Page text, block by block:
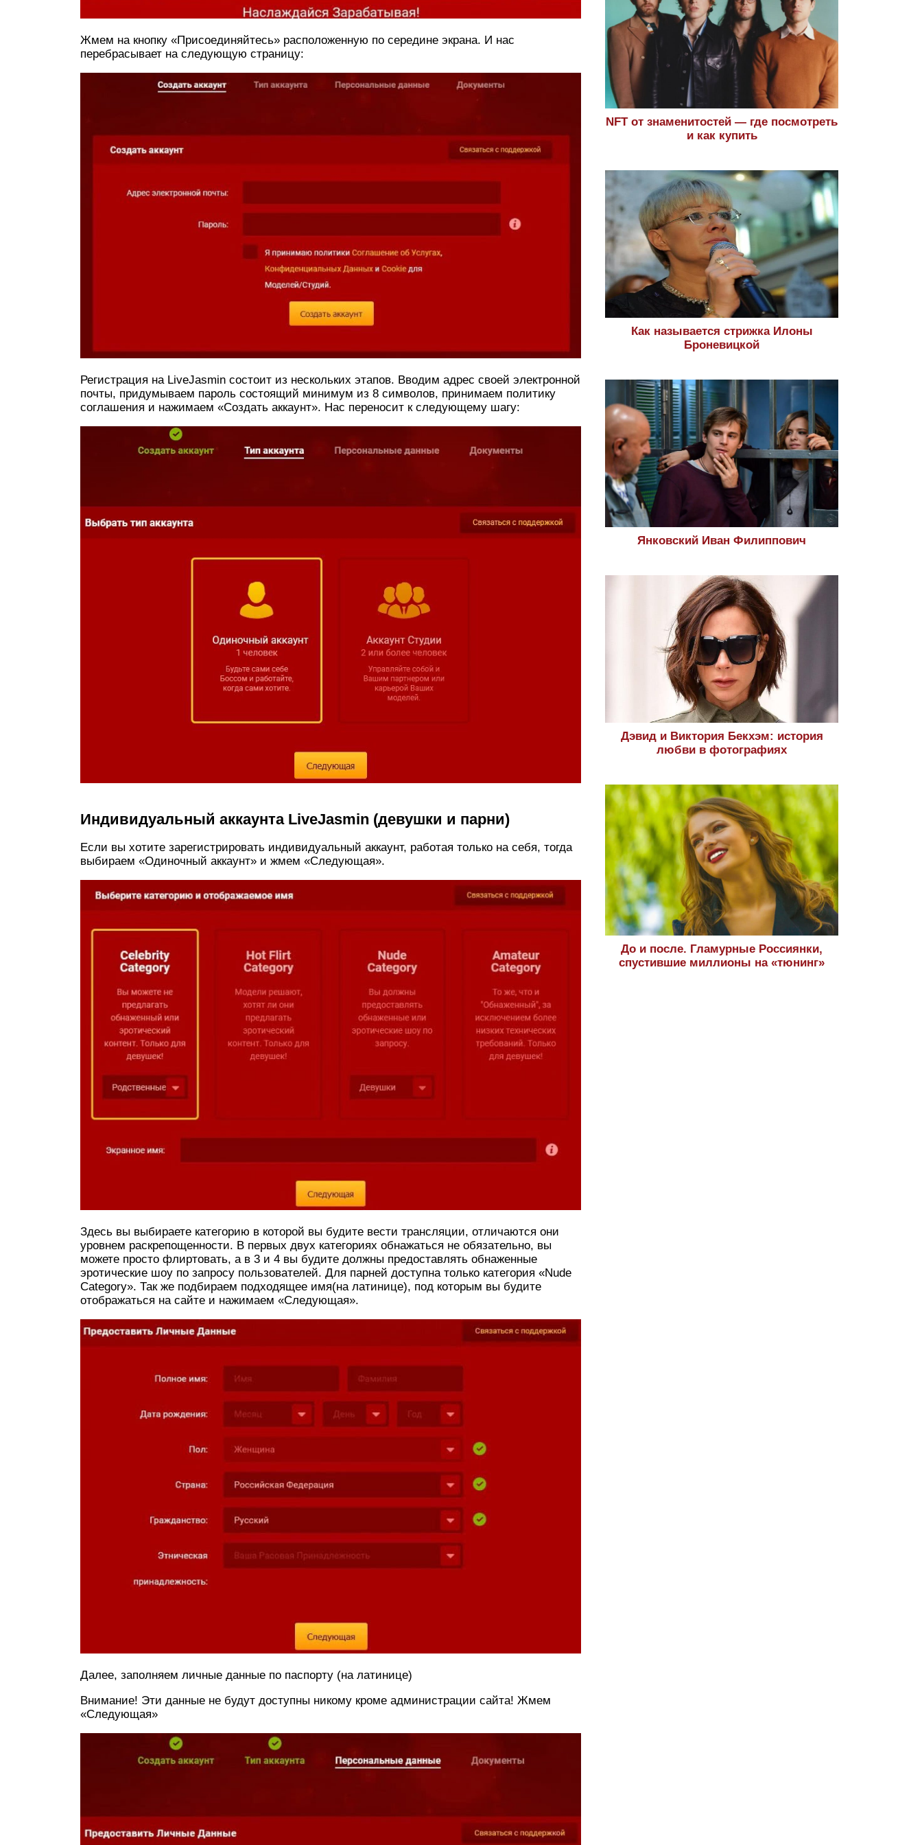
Жмем на кнопку «Присоединяйтесь» расположенную по середине экрана. И нас
перебрасывает на следующую страницу:
Регистрация на LiveJasmin состоит из нескольких этапов. Вводим адрес своей электронной
почты, придумываем пароль состоящий минимум из 8 символов, принимаем политику
соглашения и нажимаем «Создать аккаунт». Нас переносит к следующему шагу:
Индивидуальный аккаунта LiveJasmin (девушки и парни)
Если вы хотите зарегистрировать индивидуальный аккаунт, работая только на себя, тогда
выбираем «Одиночный аккаунт» и жмем «Следующая».
Здесь вы выбираете категорию в которой вы будите вести трансляции, отличаются они
уровнем раскрепощенности. В первых двух категориях обнажаться не обязательно, вы
можете просто флиртовать, а в 3 и 4 вы будите должны предоставлять обнаженные
эротические шоу по запросу пользователей. Для парней доступна только категория «Nude
Category». Так же подбираем подходящее имя(на латинице), под которым вы будите
отображаться на сайте и нажимаем «Следующая».
Далее, заполняем личные данные по паспорту (на латинице)
Внимание! Эти данные не будут доступны никому кроме администрации сайта! Жмем
«Следующая»
NFT от знаменитостей — где посмотреть
и как купить
Как называется стрижка Илоны
Броневицкой
Янковский Иван Филиппович
Дэвид и Виктория Бекхэм: история
любви в фотографиях
До и после. Гламурные Россиянки,
спустившие миллионы на «тюнинг»